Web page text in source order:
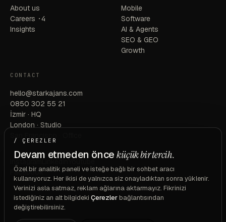
About us
Careers ·4
Insights
Mobile
Software
AI & Agents
SEO & GEO
Growth
CONTACT
hello@starkajans.com
0850 302 55 21
İzmir · HQ
London · Studio
Facebook
/ ÇEREZLER
Devam etmeden önceküçük bir tercih.
Özel bir analitik paneli ve isteğe bağlı bir sohbet aracı
kullanıyoruz. Her ikisi de yalnızca siz onayladıktan sonra yüklenir.
Verinizi asla satmaz, reklam ağlarına aktarmayız. Fikrinizi
istediğiniz an alt bilgideki Çerezlerbağlantısından
değiştirebilirsiniz.